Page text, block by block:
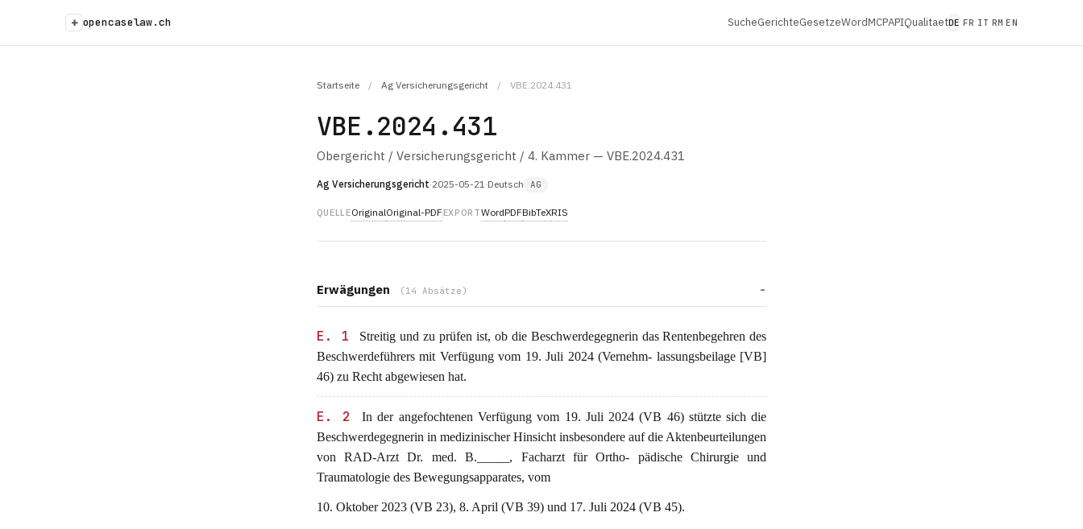
+ opencaselaw.ch SucheGerichteGesetzeWordMCPAPIQualitaetDE FR IT RM EN
Startseite / Ag Versicherungsgericht / VBE.2024.431
VBE.2024.431
Obergericht / Versicherungsgericht / 4. Kammer — VBE.2024.431
Ag Versicherungsgericht·2025-05-21·Deutsch AG
QUELLEOriginalOriginal-PDF EXPORTWordPDFBibTeXRIS
Erwägungen (14 Absätze)
E. 1
Streitig und zu prüfen ist, ob die Beschwerdegegnerin das Rentenbegehren des
Beschwerdeführers mit Verfügung vom 19. Juli 2024 (Vernehm- lassungsbeilage [VB]
46) zu Recht abgewiesen hat.
E. 2
In der angefochtenen Verfügung vom 19. Juli 2024 (VB 46) stützte sich die
Beschwerdegegnerin in medizinischer Hinsicht insbesondere auf die Aktenbeurteilungen
von RAD-Arzt Dr. med. B._____, Facharzt für Ortho- pädische Chirurgie und
Traumatologie des Bewegungsapparates, vom
10. Oktober 2023 (VB 23), 8. April (VB 39) und 17. Juli 2024 (VB 45).